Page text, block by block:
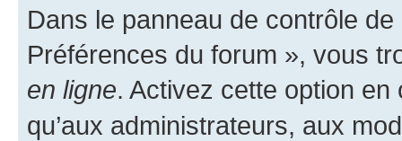
Dans le panneau de contrôle
Préférences du forum », vous
en ligne. Activez cette option
qu’aux administrateurs, aux